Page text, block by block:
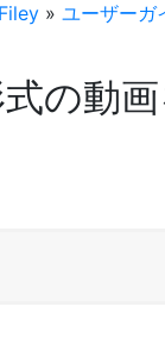
» ユーザーガ
の動